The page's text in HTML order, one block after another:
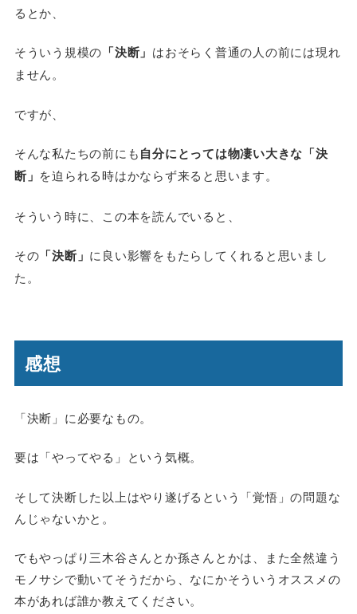
るとか、
そういう規模の 「決断」 はおそらく普通の人の前には現れ
ません。
ですが、
そんな私たちの前にも自分にとっては物凄い大きな「決
断」 を迫られる時はかならず来ると思います。
そういう時に、この本を読んでいると、
その 「決断」 に良い影響をもたらしてくれると思いまし
た。
感想
「決断」に必要なもの。
要は「やってやる」という気概。
そして決断した以上はやり遂げるという「覚悟」の問題な
んじゃないかと。
でもやっぱり三木谷さんとか孫さんとかは、また全然違う
モノサシで動いてそうだから、なにかそういうオススメの
本があれば誰か教えてください。